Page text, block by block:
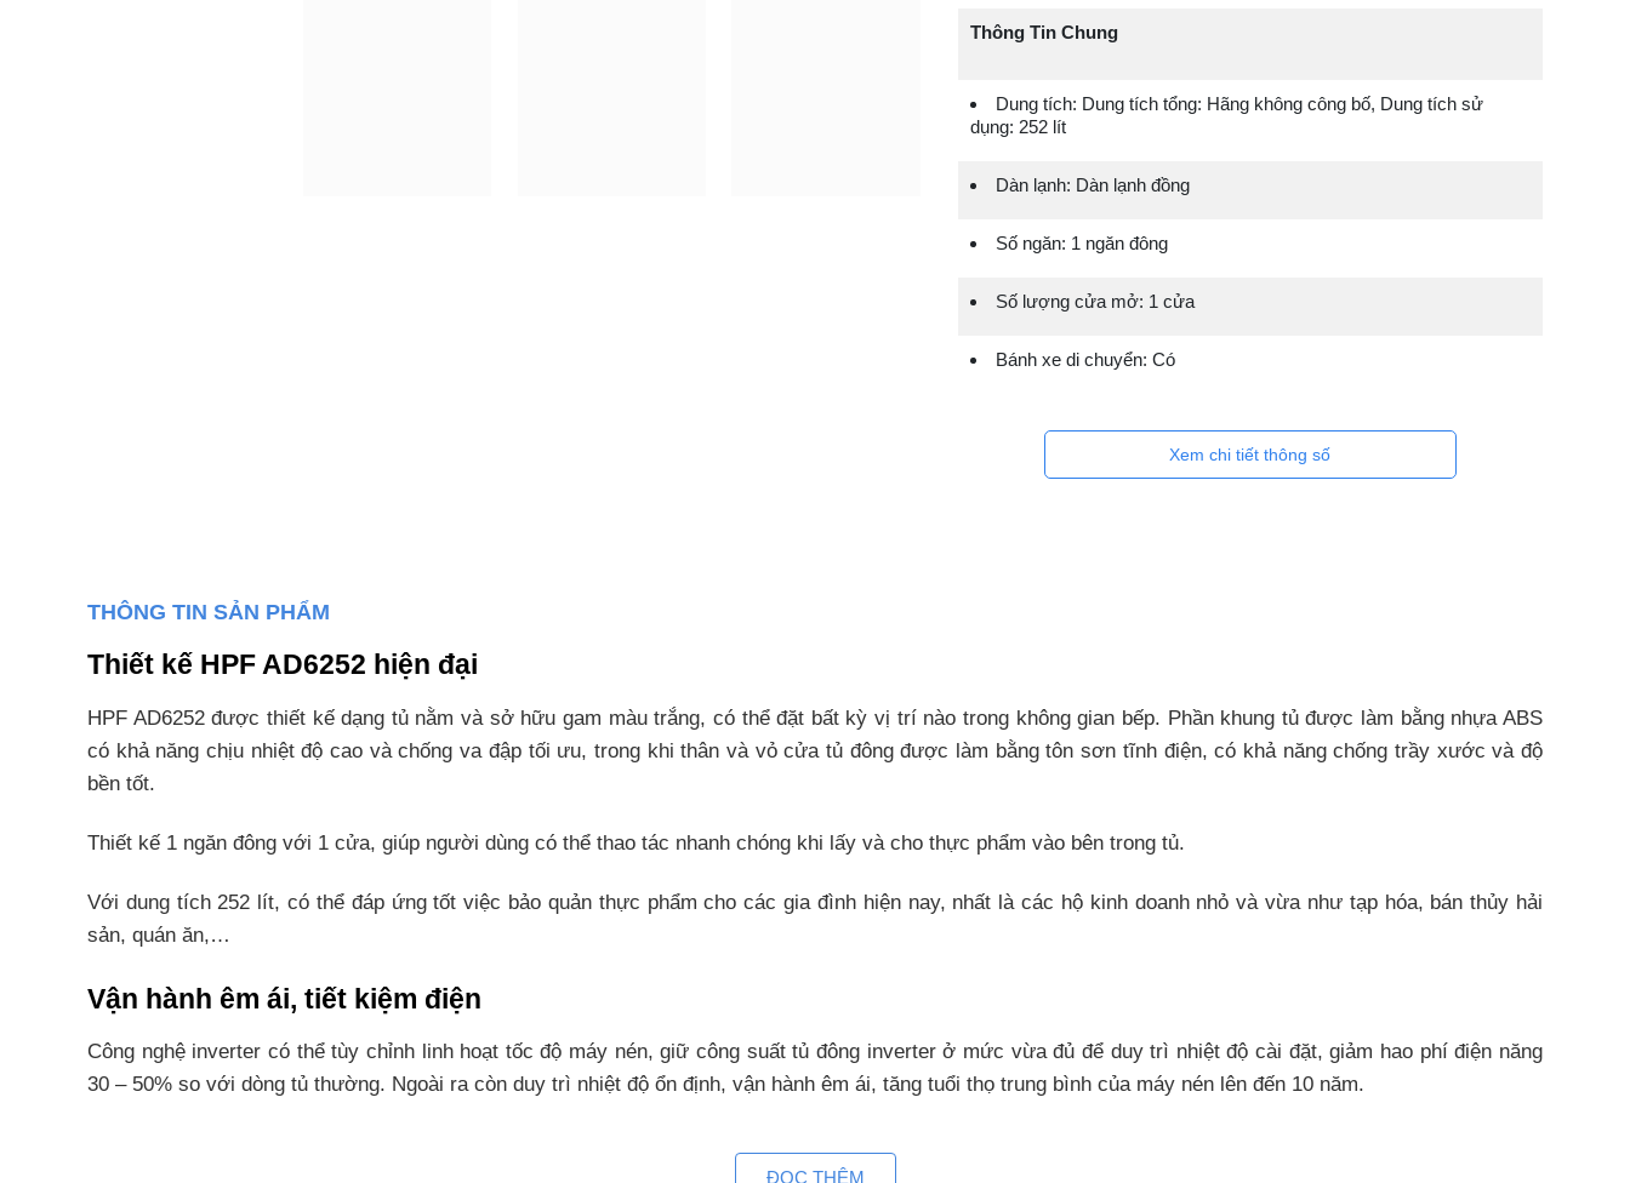
Thông Tin Chung
Dung tích: Dung tích tổng: Hãng không công bố, Dung tích sử
dụng: 252 lít
Dàn lạnh: Dàn lạnh đồng
Số ngăn: 1 ngăn đông
Số lượng cửa mở: 1 cửa
Bánh xe di chuyển: Có
Xem chi tiết thông số
THÔNG TIN SẢN PHẨM
Thiết kế HPF AD6252 hiện đại
HPF AD6252 được thiết kế dạng tủ nằm và sở hữu gam màu trắng, có thể đặt bất kỳ vị trí nào trong không gian bếp. Phần khung tủ được làm bằng nhựa ABS
có khả năng chịu nhiệt độ cao và chống va đập tối ưu, trong khi thân và vỏ cửa tủ đông được làm bằng tôn sơn tĩnh điện, có khả năng chống trầy xước và độ
bền tốt.
Thiết kế 1 ngăn đông với 1 cửa, giúp người dùng có thể thao tác nhanh chóng khi lấy và cho thực phẩm vào bên trong tủ.
Với dung tích 252 lít, có thể đáp ứng tốt việc bảo quản thực phẩm cho các gia đình hiện nay, nhất là các hộ kinh doanh nhỏ và vừa như tạp hóa, bán thủy hải
sản, quán ăn,…
Vận hành êm ái, tiết kiệm điện
Công nghệ inverter có thể tùy chỉnh linh hoạt tốc độ máy nén, giữ công suất tủ đông inverter ở mức vừa đủ để duy trì nhiệt độ cài đặt, giảm hao phí điện năng
30 – 50% so với dòng tủ thường. Ngoài ra còn duy trì nhiệt độ ổn định, vận hành êm ái, tăng tuổi thọ trung bình của máy nén lên đến 10 năm.
ĐỌC THÊM